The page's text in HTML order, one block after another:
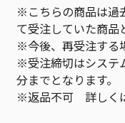
※こちらの商品は過
て受注していた商品
※今後、再受注する
※受注締切はシステ
分までとなります。
※返品不可 詳しく